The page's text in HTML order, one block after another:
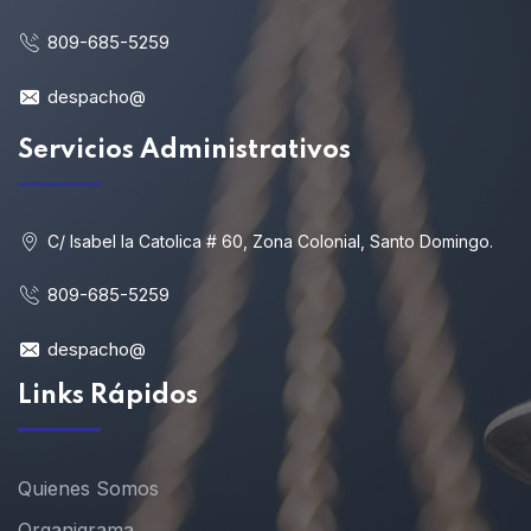
809-685-5259
despacho@
Servicios Administrativos
C/ Isabel la Catolica # 60, Zona Colonial, Santo Domingo.
809-685-5259
despacho@
Links Rápidos
Quienes Somos